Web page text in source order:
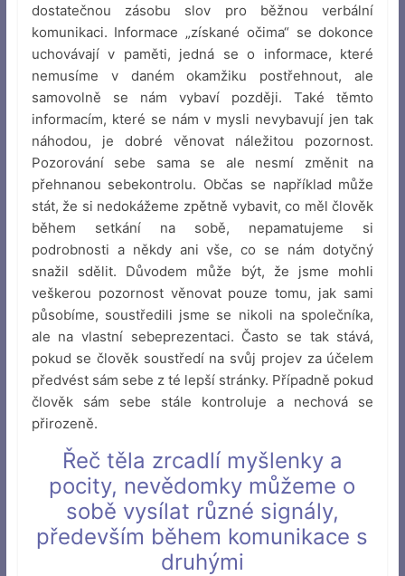
dostatečnou zásobu slov pro běžnou verbální
komunikaci. Informace „získané očima“ se dokonce
uchovávají v paměti, jedná se o informace, které
nemusíme v daném okamžiku postřehnout, ale
samovolně se nám vybaví později. Také těmto
informacím, které se nám v mysli nevybavují jen tak
náhodou, je dobré věnovat náležitou pozornost.
Pozorování sebe sama se ale nesmí změnit na
přehnanou sebekontrolu. Občas se například může
stát, že si nedokážeme zpětně vybavit, co měl člověk
během setkání na sobě, nepamatujeme si
podrobnosti a někdy ani vše, co se nám dotyčný
snažil sdělit. Důvodem může být, že jsme mohli
veškerou pozornost věnovat pouze tomu, jak sami
působíme, soustředili jsme se nikoli na společníka,
ale na vlastní sebeprezentaci. Často se tak stává,
pokud se člověk soustředí na svůj projev za účelem
předvést sám sebe z té lepší stránky. Případně pokud
člověk sám sebe stále kontroluje a nechová se
přirozeně.
Řeč těla zrcadlí myšlenky a
pocity, nevědomky můžeme o
sobě vysílat různé signály,
především během komunikace s
druhými